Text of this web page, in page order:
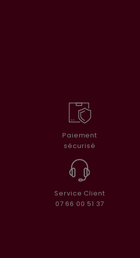
Paiement
sécurisé
Service Client
07 66 00 51 37